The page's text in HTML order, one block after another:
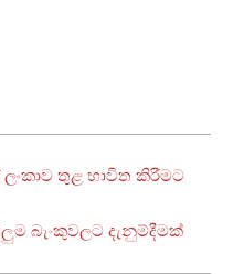
ලංකාව තුළ භාවිත කිරීමට
බැංකුවලට දැනුම්දීමක්